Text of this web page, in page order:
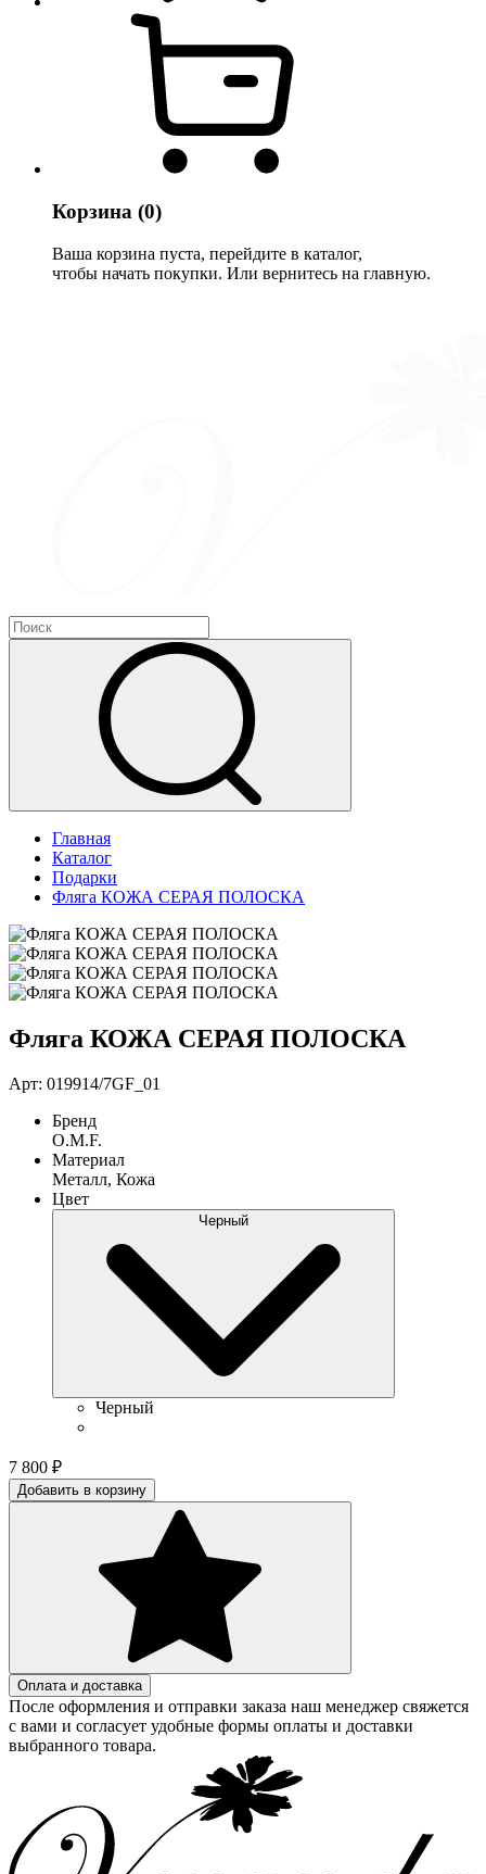
Корзина (0)
Ваша корзина пуста, перейдите в каталог,
чтобы начать покупки. Или вернитесь на главную.
Главная
Каталог
Подарки
Фляга КОЖА СЕРАЯ ПОЛОСКА
Фляга КОЖА СЕРАЯ ПОЛОСКА
Арт: 019914/7GF_01
Бренд
O.M.F.
Материал
Металл, Кожа
Цвет
Черный
Черный
7 800 ₽
Добавить в корзину
Оплата и доставка
После оформления и отправки заказа наш менеджер свяжется
с вами и согласует удобные формы оплаты и доставки
выбранного товара.